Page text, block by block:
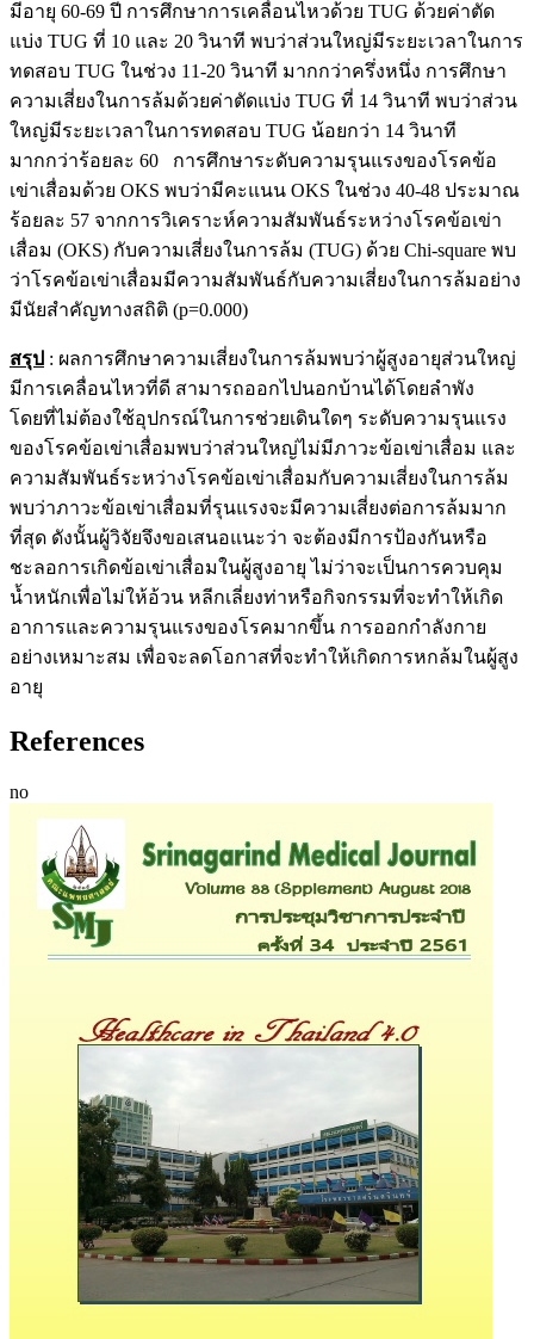
มีอายุ 60-69 ปี การศึกษาการเคลื่อนไหวด้วย TUG ด้วยค่าตัด
แบ่ง TUG ที่ 10 และ 20 วินาที พบว่าส่วนใหญ่มีระยะเวลาในการ
ทดสอบ TUG ในช่วง 11-20 วินาที มากกว่าครึ่งหนึ่ง การศึกษา
ความเสี่ยงในการล้มด้วยค่าตัดแบ่ง TUG ที่ 14 วินาที พบว่าส่วน
ใหญ่มีระยะเวลาในการทดสอบ TUG น้อยกว่า 14 วินาที
มากกว่าร้อยละ 60 การศึกษาระดับความรุนแรงของโรคข้อ
เข่าเสื่อมด้วย OKS พบว่ามีคะแนน OKS ในช่วง 40-48 ประมาณ
ร้อยละ 57 จากการวิเคราะห์ความสัมพันธ์ระหว่างโรคข้อเข่า
เสื่อม (OKS) กับความเสี่ยงในการล้ม (TUG) ด้วย Chi-square พบ
ว่าโรคข้อเข่าเสื่อมมีความสัมพันธ์กับความเสี่ยงในการล้มอย่าง
มีนัยสำคัญทางสถิติ (p=0.000)
สรุป : ผลการศึกษาความเสี่ยงในการล้มพบว่าผู้สูงอายุส่วนใหญ่
มีการเคลื่อนไหวที่ดี สามารถออกไปนอกบ้านได้โดยลำพัง
โดยที่ไม่ต้องใช้อุปกรณ์ในการช่วยเดินใดๆ ระดับความรุนแรง
ของโรคข้อเข่าเสื่อมพบว่าส่วนใหญ่ไม่มีภาวะข้อเข่าเสื่อม และ
ความสัมพันธ์ระหว่างโรคข้อเข่าเสื่อมกับความเสี่ยงในการล้ม
พบว่าภาวะข้อเข่าเสื่อมที่รุนแรงจะมีความเสี่ยงต่อการล้มมาก
ที่สุด ดังนั้นผู้วิจัยจึงขอเสนอแนะว่า จะต้องมีการป้องกันหรือ
ชะลอการเกิดข้อเข่าเสื่อมในผู้สูงอายุ ไม่ว่าจะเป็นการควบคุม
น้ำหนักเพื่อไม่ให้อ้วน หลีกเลี่ยงท่าหรือกิจกรรมที่จะทำให้เกิด
อาการและความรุนแรงของโรคมากขึ้น การออกกำลังกาย
อย่างเหมาะสม เพื่อจะลดโอกาสที่จะทำให้เกิดการหกล้มในผู้สูง
อายุ
References
no